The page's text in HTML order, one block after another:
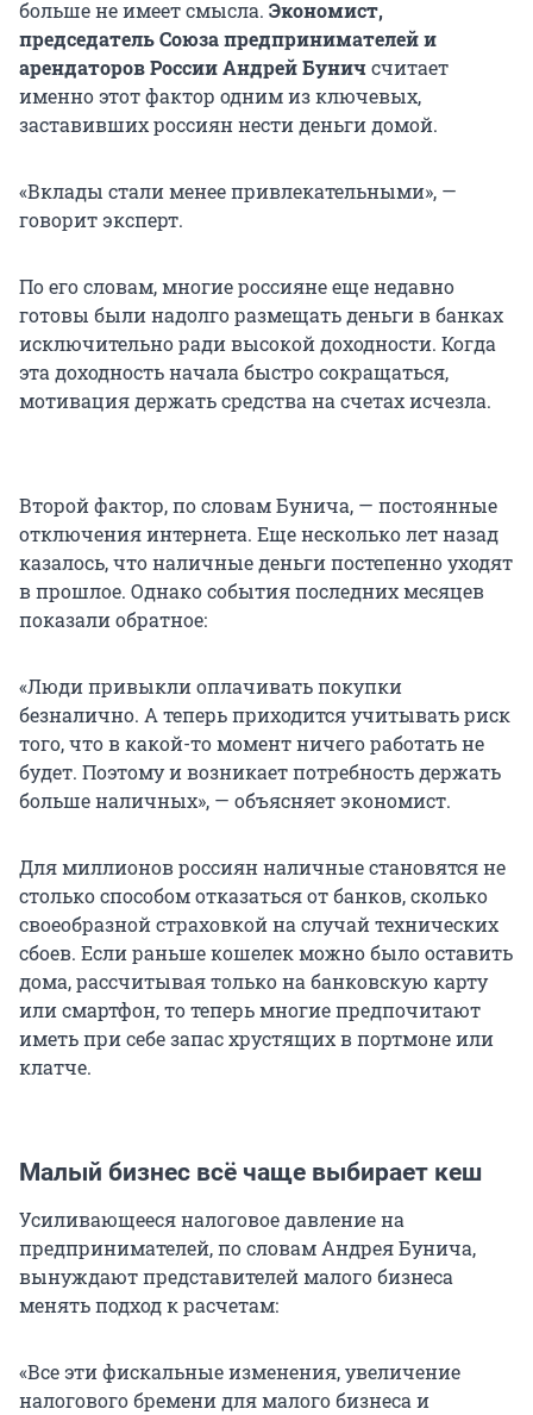
больше не имеет смысла. Экономист,
председатель Союза предпринимателей и
арендаторов России Андрей Буничсчитает
именно этот фактор одним из ключевых,
заставивших россиян нести деньги домой.
«Вклады стали менее привлекательными», —
говорит эксперт.
По его словам, многие россияне еще недавно
готовы были надолго размещать деньги в банках
исключительно ради высокой доходности. Когда
эта доходность начала быстро сокращаться,
мотивация держать средства на счетах исчезла.
Второй фактор, по словам Бунича, — постоянные
отключения интернета. Еще несколько лет назад
казалось, что наличные деньги постепенно уходят
в прошлое. Однако события последних месяцев
показали обратное:
«Люди привыкли оплачивать покупки
безналично. А теперь приходится учитывать риск
того, что в какой-то момент ничего работать не
будет. Поэтому и возникает потребность держать
больше наличных», — объясняет экономист.
Для миллионов россиян наличные становятся не
столько способом отказаться от банков, сколько
своеобразной страховкой на случай технических
сбоев. Если раньше кошелек можно было оставить
дома, рассчитывая только на банковскую карту
или смартфон, то теперь многие предпочитают
иметь при себе запас хрустящих в портмоне или
клатче.
Малый бизнес всё чаще выбирает кеш
Усиливающееся налоговое давление на
предпринимателей, по словам Андрея Бунича,
вынуждают представителей малого бизнеса
менять подход к расчетам:
«Все эти фискальные изменения, увеличение
налогового бремени для малого бизнеса и